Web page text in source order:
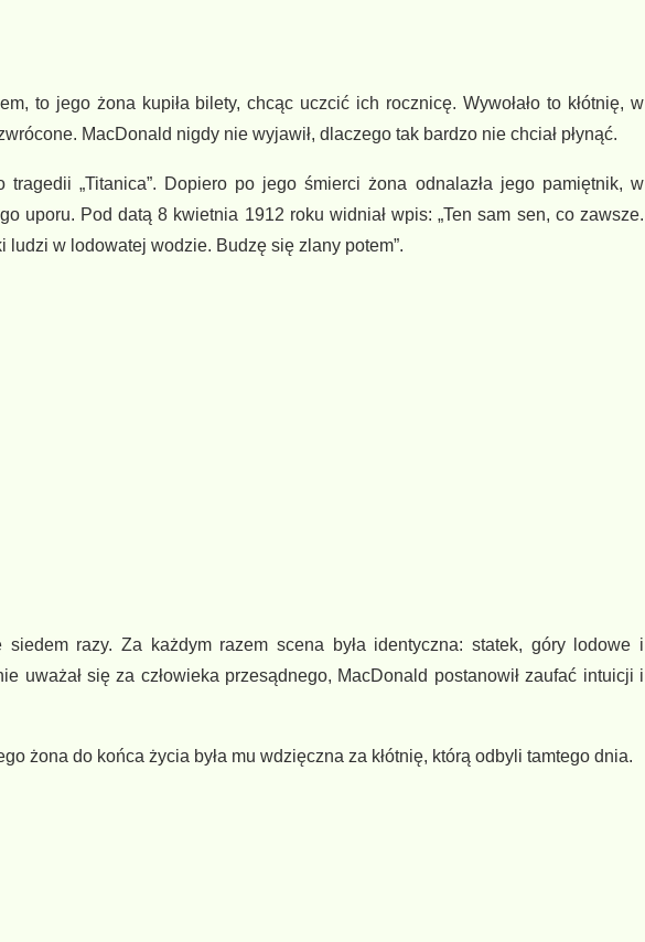
to jego żona kupiła bilety, chcąc uczcić ich rocznicę. Wywołało to kłótnię, w
MacDonald nigdy nie wyjawił, dlaczego tak bardzo nie chciał płynąć.
tragedii „Titanica”. Dopiero po jego śmierci żona odnalazła jego pamiętnik, w
uporu. Pod datą 8 kwietnia 1912 roku widniał wpis: „Ten sam sen, co zawsze.
ludzi w lodowatej wodzie. Budzę się zlany potem”.
siedem razy. Za każdym razem scena była identyczna: statek, góry lodowe i
uważał się za człowieka przesądnego, MacDonald postanowił zaufać intuicji i
żona do końca życia była mu wdzięczna za kłótnię, którą odbyli tamtego dnia.